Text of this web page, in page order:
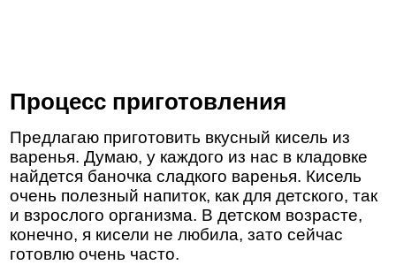
Процесс приготовления
Предлагаю приготовить вкусный кисель из
варенья. Думаю, у каждого из нас в кладовке
найдется баночка сладкого варенья. Кисель
очень полезный напиток, как для детского, так
и взрослого организма. В детском возрасте,
конечно, я кисели не любила, зато сейчас
готовлю очень часто.